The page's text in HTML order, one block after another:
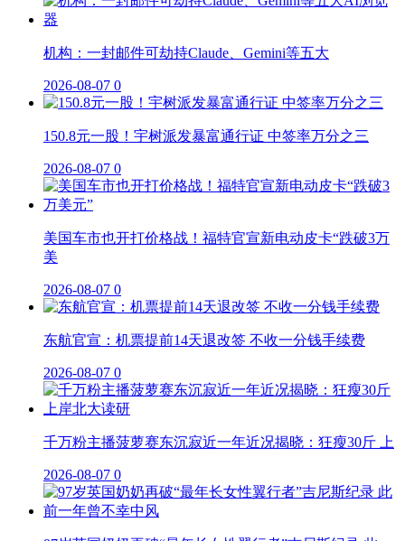
机构：一封邮件可劫持Claude、Gemini等五大
2026-08-07 0
150.8元一股！宇树派发暴富通行证 中签率万分之三
2026-08-07 0
美国车市也开打价格战！福特官宣新电动皮卡“跌破3万
美
2026-08-07 0
东航官宣：机票提前14天退改签 不收一分钱手续费
2026-08-07 0
千万粉主播菠萝赛东沉寂近一年近况揭晓：狂瘦30斤 上
2026-08-07 0